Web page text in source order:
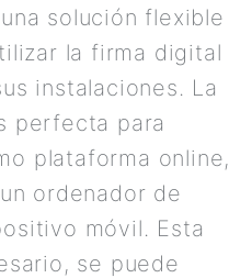
solución flexible
la firma digital
instalaciones. La
perfecta para
plataforma online,
ordenador de
móvil. Esta
se puede